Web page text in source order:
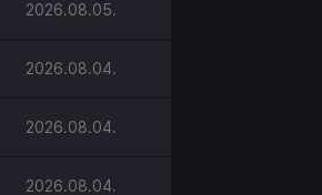
2026.08.05.
2026.08.04.
2026.08.04.
2026.08.04.